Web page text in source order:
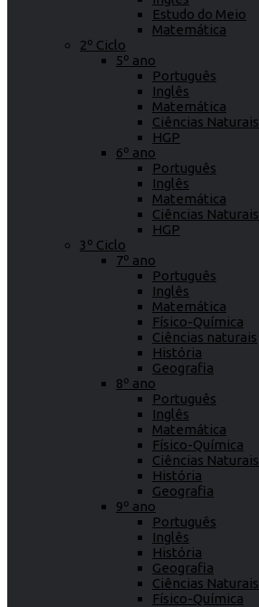
Estudo do Meio
Matemática
2º Ciclo
5º ano
Português
Inglês
Matemática
Ciências Naturais
HGP
6º ano
Português
Inglês
Matemática
Ciências Naturais
HGP
3º Ciclo
7º ano
Português
Inglês
Matemática
Físico-Química
Ciências naturais
História
Geografia
8º ano
Português
Inglês
Matemática
Físico-Química
Ciências Naturais
História
Geografia
9º ano
Português
Inglês
História
Geografia
Ciências Naturais
Físico-Química